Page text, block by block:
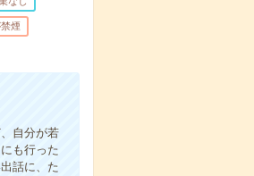
煙
自分が若
も行った
話に、た